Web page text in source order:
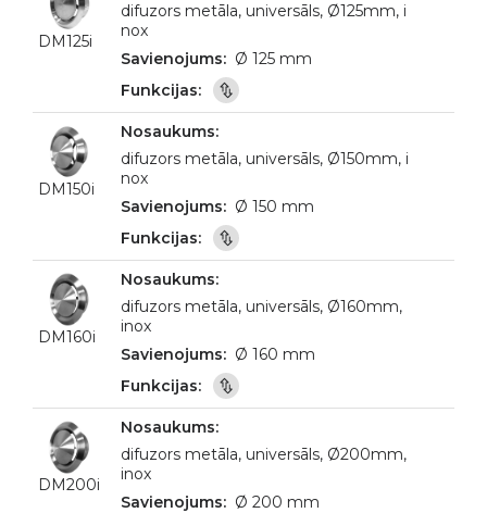
DM125i
difuzors metāla, universāls, Ø125mm, i
nox
Ø 125 mm
DM150i
difuzors metāla, universāls, Ø150mm, i
nox
Ø 150 mm
DM160i
difuzors metāla, universāls, Ø160mm,
inox
Ø 160 mm
DM200i
difuzors metāla, universāls, Ø200mm,
inox
Ø 200 mm